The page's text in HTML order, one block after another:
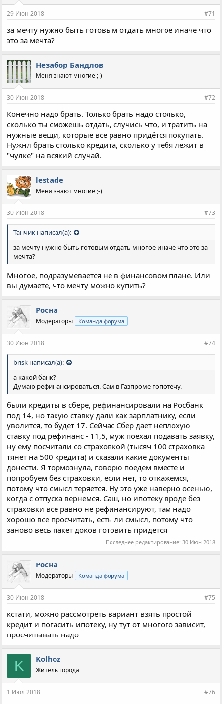
29 Июн 2018 #71
за мечту нужно быть готовым отдать многое иначе что
это за мечта?
Незабор Бандлов
Меня знают многие ;-)
30 Июн 2018 #72
Конечно надо брать. Только брать надо столько,
сколько ты сможешь отдать, случись что, и тратить на
нужные вещи, которые все равно придётся покупать.
Нужнл брать столько кредита, сколько у тебя лежит в
"чулке" на всякий случай.
lestade
Меня знают многие ;-)
30 Июн 2018 #73
Танчик написал(а):
за мечту нужно быть готовым отдать многое иначе что это за
мечта?
Многое, подразумевается не в финансовом плане. Или
вы думаете, что мечту можно купить?
Росна
Модераторы Команда форума
30 Июн 2018 #74
brisk написал(а):
а какой банк?
Думаю рефинансироваться. Сам в Газпроме гопотечу.
были кредиты в сбере, рефинансировали на Росбанк
под 14, но такую ставку дали как зарплатнику, если
уволится, то будет 17. Сейчас Сбер дает неплохую
ставку под рефинанс - 11,5, муж поехал подавать заявку,
ну ему посчитали со страховкой (тысяч 100 страховка
тянет на 500 кредита) и сказали какие документы
донести. Я тормознула, говорю поедем вместе и
попробуем без страховки, если нет, то откажемся,
потому что смысл теряется. Ну это уже наверно осенью,
когда с отпуска вернемся. Саш, но ипотеку вроде без
страховки все равно не рефинансируют, там надо
хорошо все просчитать, есть ли смысл, потому что
заново весь пакет доков готовить придется
Последнее редактирование: 30 Июн 2018
Росна
Модераторы Команда форума
30 Июн 2018 #75
кстати, можно рассмотреть вариант взять простой
кредит и погасить ипотеку, ну тут от многого зависит,
просчитывать надо
K Kolhoz
Житель города
1 Июл 2018 #76